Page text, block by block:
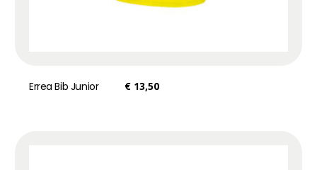
Errea Bib Junior € 13,50